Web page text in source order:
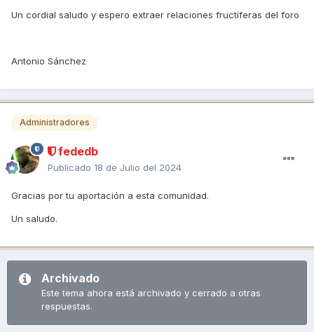
Un cordial saludo y espero extraer relaciones fructíferas del foro
Antonio Sánchez
Administradores
fededb
Publicado 18 de Julio del 2024
Gracias por tu aportación a esta comunidad.
Un saludo.
Archivado
Este tema ahora está archivado y cerrado a otras
respuestas.